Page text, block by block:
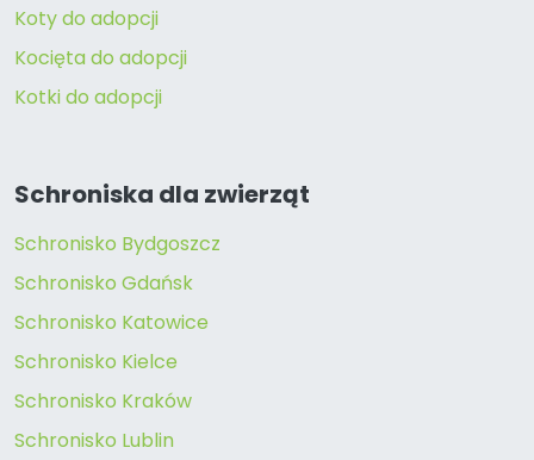
Koty do adopcji
Kocięta do adopcji
Kotki do adopcji
Schroniska dla zwierząt
Schronisko Bydgoszcz
Schronisko Gdańsk
Schronisko Katowice
Schronisko Kielce
Schronisko Kraków
Schronisko Lublin